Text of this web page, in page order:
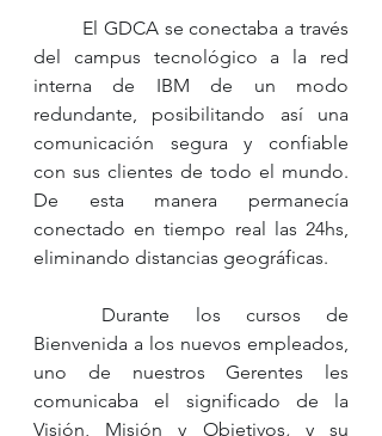
del campus tecnológico a la red
interna de IBM de un modo
redundante, posibilitando así una
comunicación segura y confiable
con sus clientes de todo el mundo.
De esta manera permanecía
conectado en tiempo real las 24hs,
eliminando distancias geográficas.
Bienvenida a los nuevos empleados,
uno de nuestros Gerentes les
comunicaba el significado de la
Visión, Misión y Objetivos, y su